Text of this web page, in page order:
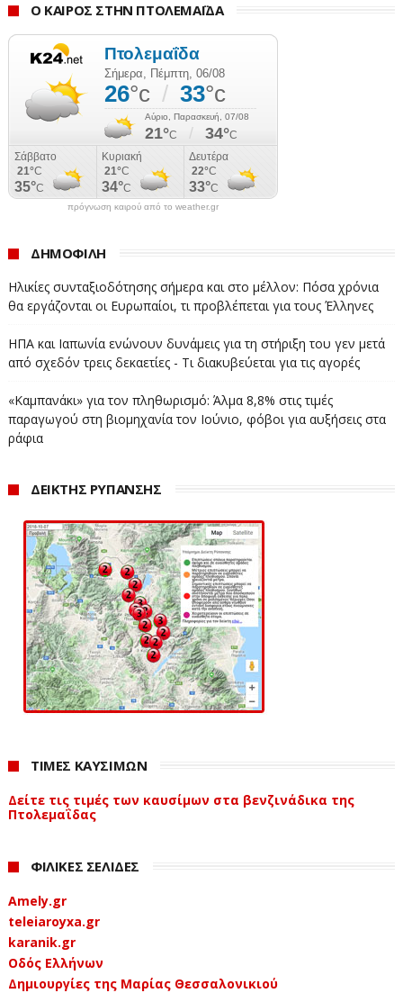
Ο ΚΑΙΡΟΣ ΣΤΗΝ ΠΤΟΛΕΜΑΪΔΑ
πρόγνωση καιρού από το weather.gr
ΔΗΜΟΦΙΛΗ
Ηλικίες συνταξιοδότησης σήμερα και στο μέλλον: Πόσα χρόνια
θα εργάζονται οι Ευρωπαίοι, τι προβλέπεται για τους Έλληνες
ΗΠΑ και Ιαπωνία ενώνουν δυνάμεις για τη στήριξη του γεν μετά
από σχεδόν τρεις δεκαετίες - Τι διακυβεύεται για τις αγορές
«Καμπανάκι» για τον πληθωρισμό: Άλμα 8,8% στις τιμές
παραγωγού στη βιομηχανία τον Ιούνιο, φόβοι για αυξήσεις στα
ράφια
ΔΕΙΚΤΗΣ ΡΥΠΑΝΣΗΣ
ΤΙΜΕΣ ΚΑΥΣΙΜΩΝ
Δείτε τις τιμές των καυσίμων στα βενζινάδικα της
Πτολεμαΐδας
ΦΙΛΙΚΕΣ ΣΕΛΙΔΕΣ
Amely.gr
teleiaroyxa.gr
karanik.gr
Οδός Ελλήνων
Δημιουργίες της Μαρίας Θεσσαλονικιού